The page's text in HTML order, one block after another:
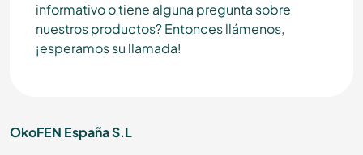
informativo o tiene alguna pregunta sobre
nuestros productos? Entonces llámenos,
¡esperamos su llamada!
OkoFEN España S.L